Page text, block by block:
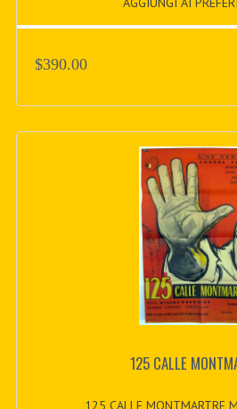
$390.00
125 CALLE
125 CALLE MONTMARTRE